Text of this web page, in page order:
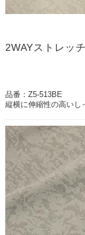
2WAYストレッ
品番：Z5-513BE
縦横に伸縮性の高いし